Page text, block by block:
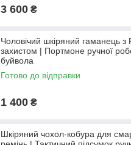
3 600 ₴
Чоловічий шкіряний гаманець з
захистом | Портмоне ручної
буйвола
Готово до відправки
1 400 ₴
Шкіряний чохол-кобура для